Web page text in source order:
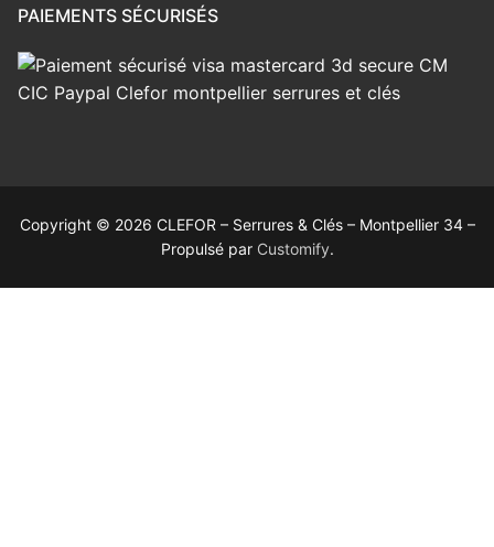
PAIEMENTS SÉCURISÉS
Copyright © 2026 CLEFOR – Serrures & Clés – Montpellier 34 –
Propulsé par Customify.